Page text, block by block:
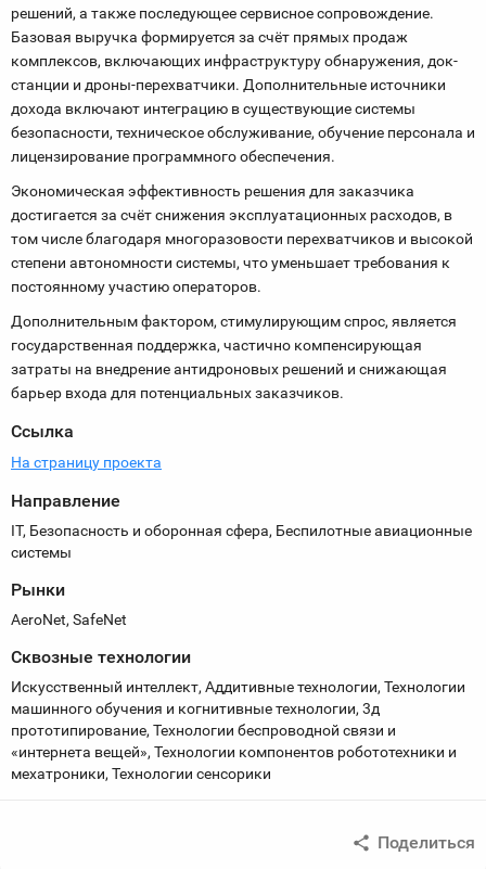
решений, а также последующее сервисное сопровождение.
Базовая выручка формируется за счёт прямых продаж
комплексов, включающих инфраструктуру обнаружения, док-
станции и дроны-перехватчики. Дополнительные источники
дохода включают интеграцию в существующие системы
безопасности, техническое обслуживание, обучение персонала и
лицензирование программного обеспечения.
Экономическая эффективность решения для заказчика
достигается за счёт снижения эксплуатационных расходов, в
том числе благодаря многоразовости перехватчиков и высокой
степени автономности системы, что уменьшает требования к
постоянному участию операторов.
Дополнительным фактором, стимулирующим спрос, является
государственная поддержка, частично компенсирующая
затраты на внедрение антидроновых решений и снижающая
барьер входа для потенциальных заказчиков.
Ссылка
На страницу проекта
Направление
IT, Безопасность и оборонная сфера, Беспилотные авиационные
системы
Рынки
AeroNet, SafeNet
Сквозные технологии
Искусственный интеллект, Аддитивные технологии, Технологии
машинного обучения и когнитивные технологии, 3д
прототипирование, Технологии беспроводной связи и
«интернета вещей», Технологии компонентов робототехники и
мехатроники, Технологии сенсорики
Поделиться